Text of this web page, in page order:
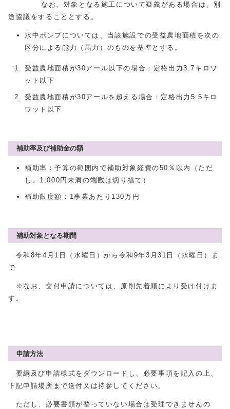
なお、対象となる施工について疑義がある場合は、別
途協議をすることとする。
水中ポンプについては、当該施設での受益農地面積を次の
区分による能力（馬力）のものを基準とする。
受益農地面積が30アール以下の場合：定格出力3.7キロワ
ット以下
受益農地面積が30アールを超える場合：定格出力5.5キロ
ワット以下
補助率及び補助金の額
補助率：予算の範囲内で補助対象経費の50％以内（ただ
し、1,000円未満の端数は切り捨て）
補助限度額：1事業あたり130万円
補助対象となる期間
令和8年4月1日（水曜日）から令和9年3月31日（水曜日）ま
で
※なお、交付申請については、原則先着順により受け付けま
す。
申請方法
要綱及び申請様式をダウンロードし、必要事項を記入の上、
下記申請場所まで送付又は持参してください。
ただし、必要書類が整っていない場合は受理できませんの